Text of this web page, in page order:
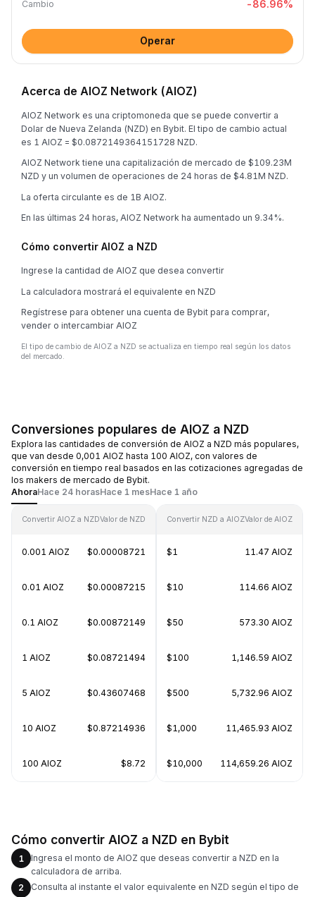
Cambio -86.96%
Operar
Acerca de AIOZ Network (AIOZ)
AIOZ Network es una criptomoneda que se puede convertir a
Dolar de Nueva Zelanda (NZD) en Bybit. El tipo de cambio actual
es 1 AIOZ = $0.0872149364151728 NZD.
AIOZ Network tiene una capitalización de mercado de $109.23M
NZD y un volumen de operaciones de 24 horas de $4.81M NZD.
La oferta circulante es de 1B AIOZ.
En las últimas 24 horas, AIOZ Network ha aumentado un 9.34%.
Cómo convertir AIOZ a NZD
Ingrese la cantidad de AIOZ que desea convertir
La calculadora mostrará el equivalente en NZD
Regístrese para obtener una cuenta de Bybit para comprar,
vender o intercambiar AIOZ
El tipo de cambio de AIOZ a NZD se actualiza en tiempo real según los datos
del mercado.
Conversiones populares de AIOZ a NZD
Explora las cantidades de conversión de AIOZ a NZD más populares,
que van desde 0,001 AIOZ hasta 100 AIOZ, con valores de
conversión en tiempo real basados en las cotizaciones agregadas de
los makers de mercado de Bybit.
AhoraHace 24 horasHace 1 mesHace 1 año
Convertir AIOZ a NZDValor de NZD
0.001 AIOZ $0.00008721
0.01 AIOZ $0.00087215
0.1 AIOZ $0.00872149
1 AIOZ $0.08721494
5 AIOZ $0.43607468
10 AIOZ $0.87214936
100 AIOZ $8.72
Convertir NZD a AIOZValor de AIOZ
$1 11.47 AIOZ
$10 114.66 AIOZ
$50 573.30 AIOZ
$100 1,146.59 AIOZ
$500 5,732.96 AIOZ
$1,000 11,465.93 AIOZ
$10,000 114,659.26 AIOZ
Cómo convertir AIOZ a NZD en Bybit
1
Ingresa el monto de AIOZ que deseas convertir a NZD en la
calculadora de arriba.
2
Consulta al instante el valor equivalente en NZD según el tipo de